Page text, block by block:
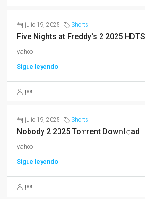
julio 19, 2025 Shorts
Five Nights at Freddy's 2 2025 HDTS
yahoo
Sigue leyendo
por
julio 19, 2025 Shorts
Nobody 2 2025 To𝚛rent Dow𝚗l𝚘ad
yahoo
Sigue leyendo
por